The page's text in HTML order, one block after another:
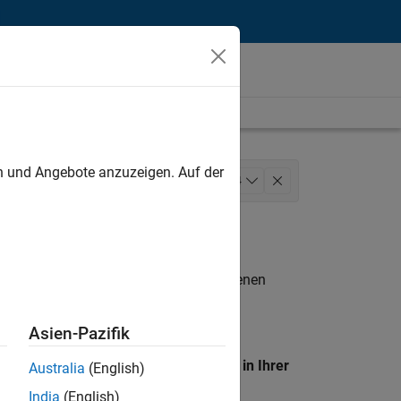
Marketing Services 4
. Wenn Sie noch immer keine offenen
unseres
Standort, um alle Stellenangebote in Ihrer
Angebote anzuzeigen. Auf der
Asien-Pazifik
Australia (English)
India (English)